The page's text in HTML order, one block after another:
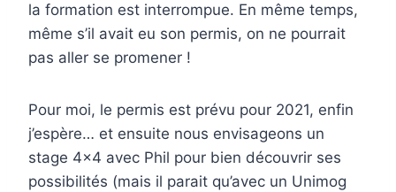
la formation est interrompue. En même temps,
même s’il avait eu son permis, on ne pourrait
pas aller se promener !
Pour moi, le permis est prévu pour 2021, enfin
j’espère… et ensuite nous envisageons un
stage 4×4 avec Phil pour bien découvrir ses
possibilités (mais il parait qu’avec un Unimog